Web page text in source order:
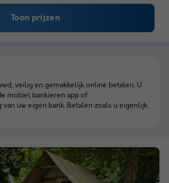
Toon prijzen
veilig en gemakkelijk online betalen. U
mobiel bankieren app of
uw eigen bank. Betalen zoals u eigenlijk